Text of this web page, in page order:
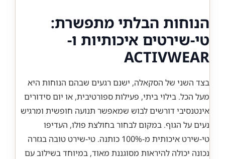
הנוחות הבלתי מתפשרת:
טי-שירטים איכותיות ו-
ACTIVWEAR
בצד השני של הסקאלה, ישנם רגעים שבהם הנוחות היא
מעל הכל. בילוי ביתי, פעילות ספורטיבית, או יום סידורים
אינטנסיבי דורשים לבוש שמאפשר תנועה חופשית ומרגיש
נעים על הגוף. במקום לבחור בחולצת פולו, העדיפו
טי-שירט איכותית מ-100% כותנה. טי-שירט טובה בגזרה
נכונה יכולה להיראות מסוגננת מאוד, במיוחד בשילוב עם